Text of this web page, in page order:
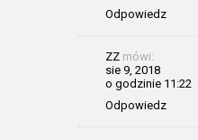
Odpowiedz
ZZ mówi:
sie 9, 2018
o godzinie 11:22
Odpowiedz